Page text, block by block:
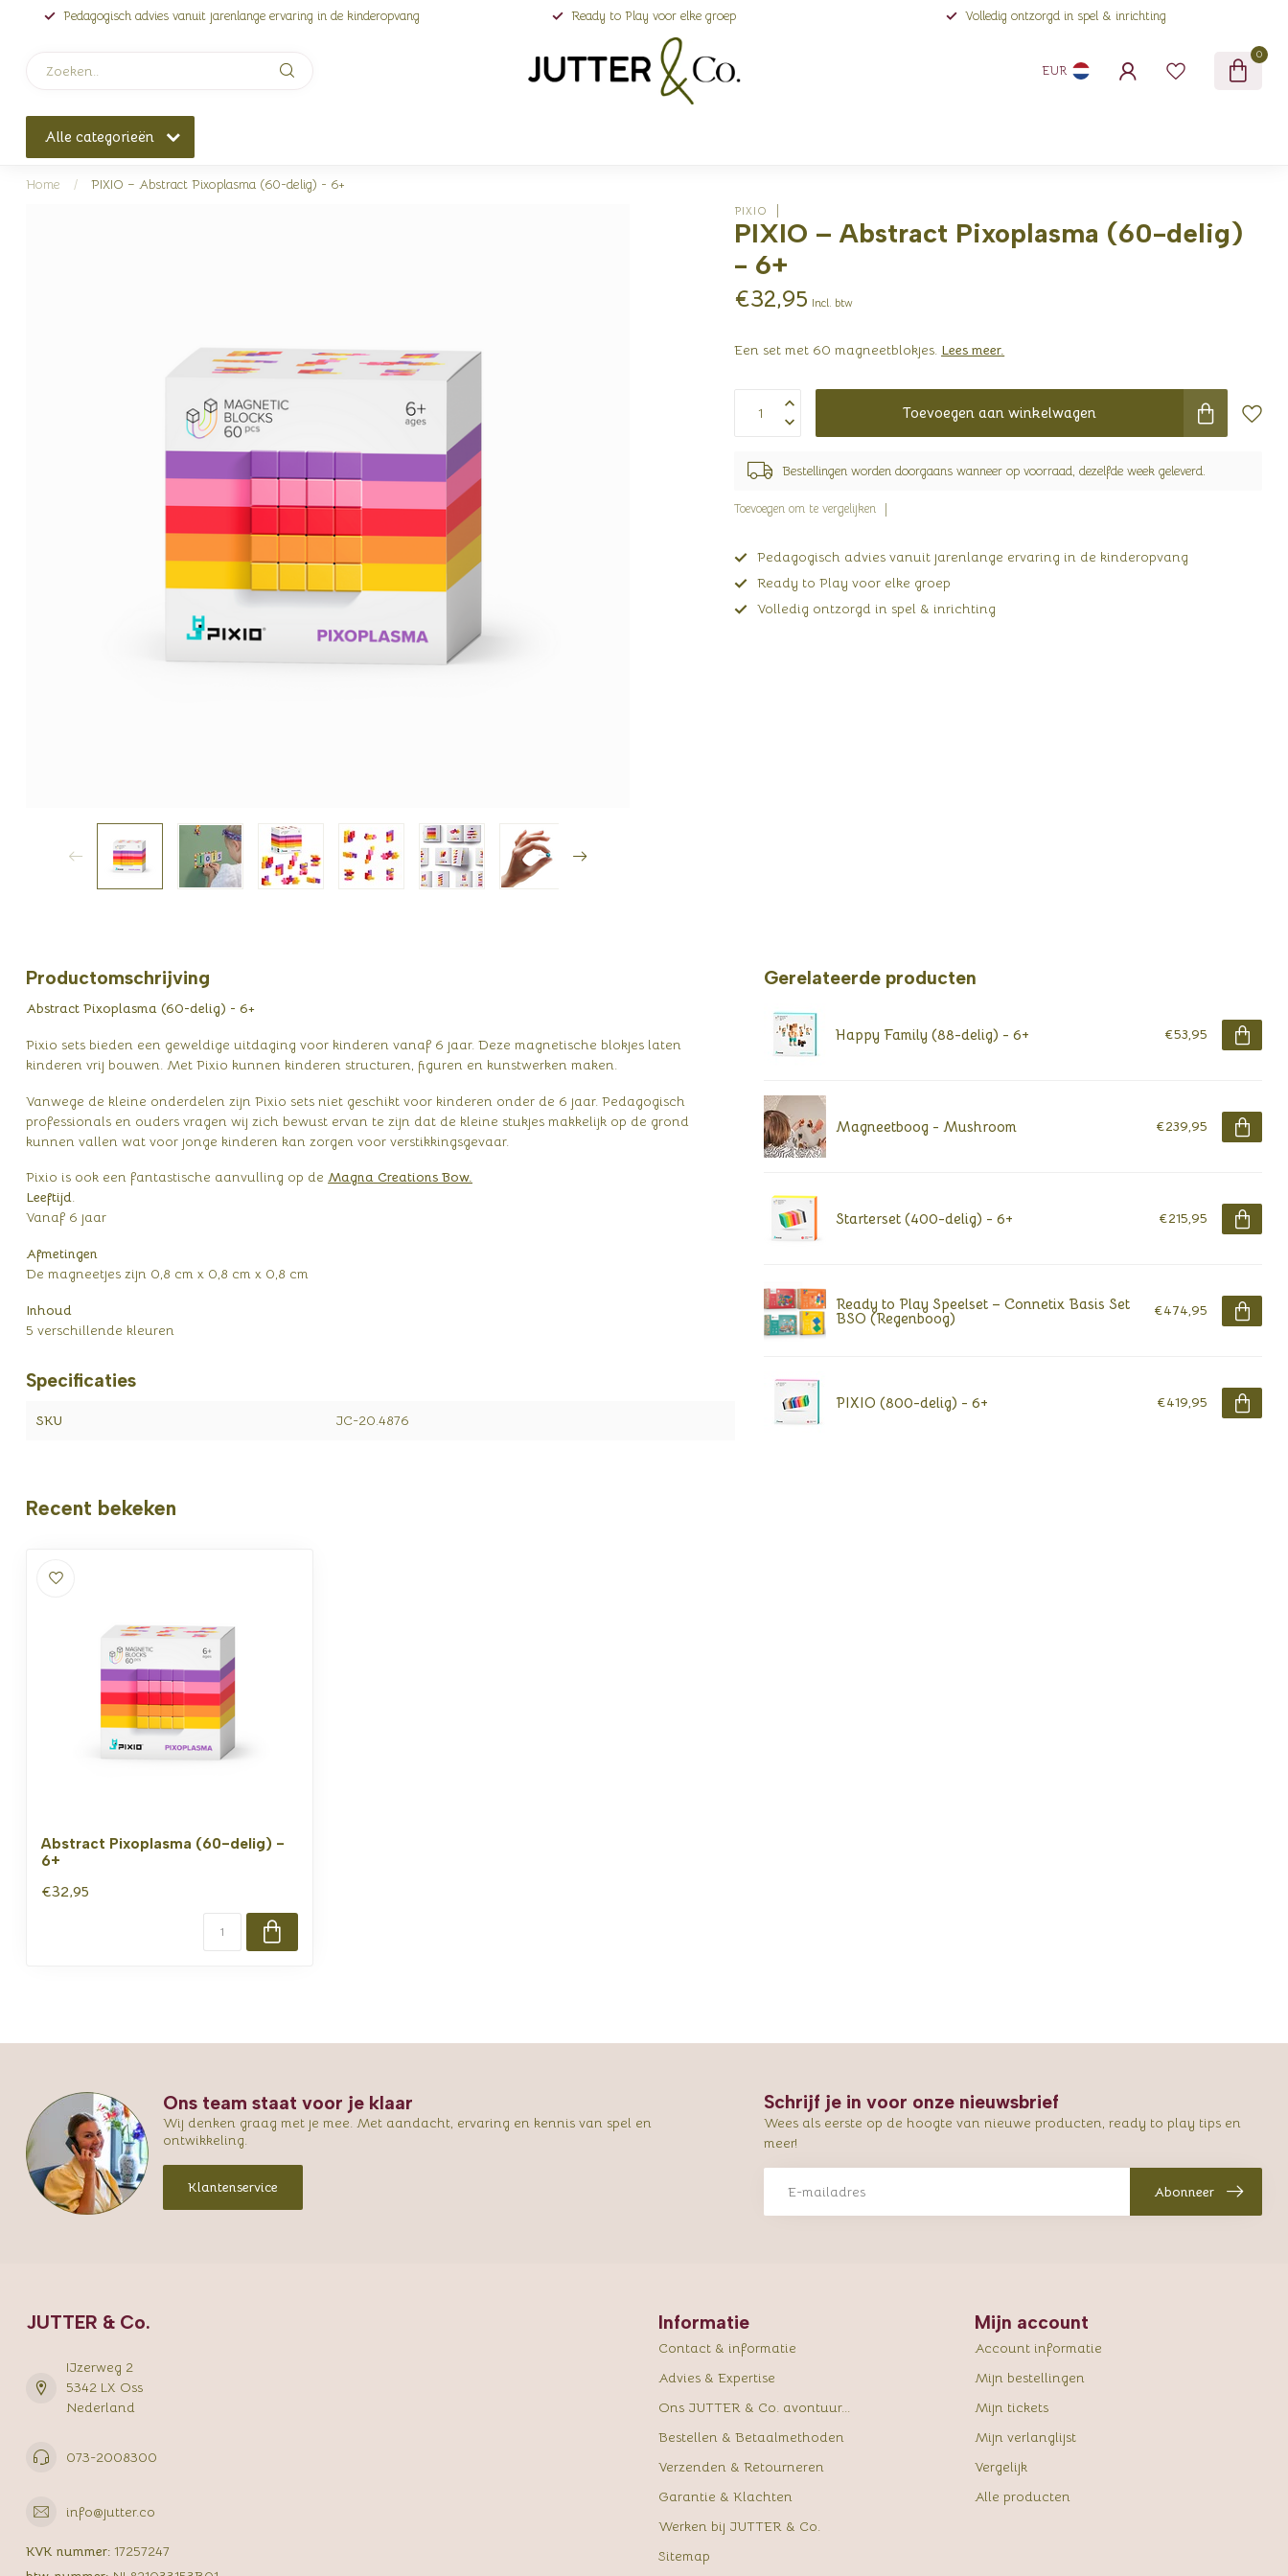
Pedagogisch advies vanuit jarenlange ervaring in de kinderopvang Ready to Play voor elke groep Volledig ontzorgd in spel & inrichting
EUR
0
Alle categorieën
Home / PIXIO – Abstract Pixoplasma (60-delig) - 6+
PIXIO
PIXIO – Abstract Pixoplasma (60-delig)
- 6+
€32,95 Incl. btw
Een set met 60 magneetblokjes. Lees meer.
Toevoegen aan winkelwagen
Bestellingen worden doorgaans wanneer op voorraad, dezelfde week geleverd.
Toevoegen om te vergelijken
Pedagogisch advies vanuit jarenlange ervaring in de kinderopvang
Ready to Play voor elke groep
Volledig ontzorgd in spel & inrichting
Productomschrijving
Abstract Pixoplasma (60-delig) - 6+
Pixio sets bieden een geweldige uitdaging voor kinderen vanaf 6 jaar. Deze magnetische blokjes laten
kinderen vrij bouwen. Met Pixio kunnen kinderen structuren, figuren en kunstwerken maken.
Vanwege de kleine onderdelen zijn Pixio sets niet geschikt voor kinderen onder de 6 jaar. Pedagogisch
professionals en ouders vragen wij zich bewust ervan te zijn dat de kleine stukjes makkelijk op de grond
kunnen vallen wat voor jonge kinderen kan zorgen voor verstikkingsgevaar.
Pixio is ook een fantastische aanvulling op de Magna Creations Bow.
Leeftijd.
Vanaf 6 jaar
Afmetingen
De magneetjes zijn 0,8 cm x 0,8 cm x 0,8 cm
Inhoud
5 verschillende kleuren
Specificaties
SKU JC-20.4876
Gerelateerde producten
Happy Family (88-delig) - 6+ €53,95
Magneetboog - Mushroom €239,95
Starterset (400-delig) - 6+ €215,95
Ready to Play Speelset – Connetix Basis Set
BSO (Regenboog) €474,95
PIXIO (800-delig) - 6+ €419,95
Recent bekeken
Abstract Pixoplasma (60-delig) -
6+
€32,95
Ons team staat voor je klaar
Wij denken graag met je mee. Met aandacht, ervaring en kennis van spel en
ontwikkeling.
Klantenservice
Schrijf je in voor onze nieuwsbrief
Wees als eerste op de hoogte van nieuwe producten, ready to play tips en
meer!
Abonneer
JUTTER & Co.
IJzerweg 2
5342 LX Oss
Nederland
073-2008300
info@jutter.co
KVK nummer: 17257247
Informatie
Contact & informatie
Advies & Expertise
Ons JUTTER & Co. avontuur...
Bestellen & Betaalmethoden
Verzenden & Retourneren
Garantie & Klachten
Werken bij JUTTER & Co.
Sitemap
Mijn account
Account informatie
Mijn bestellingen
Mijn tickets
Mijn verlanglijst
Vergelijk
Alle producten